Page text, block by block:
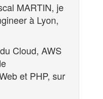
MARTIN, je
à Lyon,
Cloud, AWS
et PHP, sur